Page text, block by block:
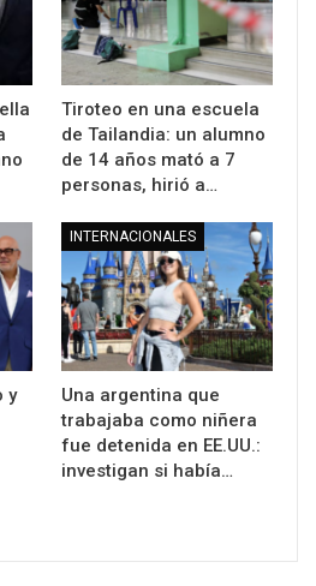
Tiroteo en una escuela
de Tailandia: un alumno
de 14 años mató a 7
personas, hirió a…
y
INTERNACIONALES
Una argentina que
trabajaba como niñera
fue detenida en EE.UU.:
investigan si había…